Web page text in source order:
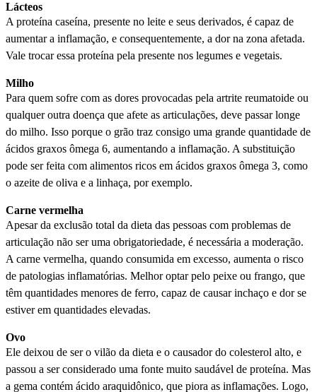
Lácteos
A proteína caseína, presente no leite e seus derivados, é capaz de
aumentar a inflamação, e consequentemente, a dor na zona afetada.
Vale trocar essa proteína pela presente nos legumes e vegetais.
Milho
Para quem sofre com as dores provocadas pela artrite reumatoide ou
qualquer outra doença que afete as articulações, deve passar longe
do milho. Isso porque o grão traz consigo uma grande quantidade de
ácidos graxos ômega 6, aumentando a inflamação. A substituição
pode ser feita com alimentos ricos em ácidos graxos ômega 3, como
o azeite de oliva e a linhaça, por exemplo.
Carne vermelha
Apesar da exclusão total da dieta das pessoas com problemas de
articulação não ser uma obrigatoriedade, é necessária a moderação.
A carne vermelha, quando consumida em excesso, aumenta o risco
de patologias inflamatórias. Melhor optar pelo peixe ou frango, que
têm quantidades menores de ferro, capaz de causar inchaço e dor se
estiver em quantidades elevadas.
Ovo
Ele deixou de ser o vilão da dieta e o causador do colesterol alto, e
passou a ser considerado uma fonte muito saudável de proteína. Mas
a gema contém ácido araquidônico, que piora as inflamações. Logo,